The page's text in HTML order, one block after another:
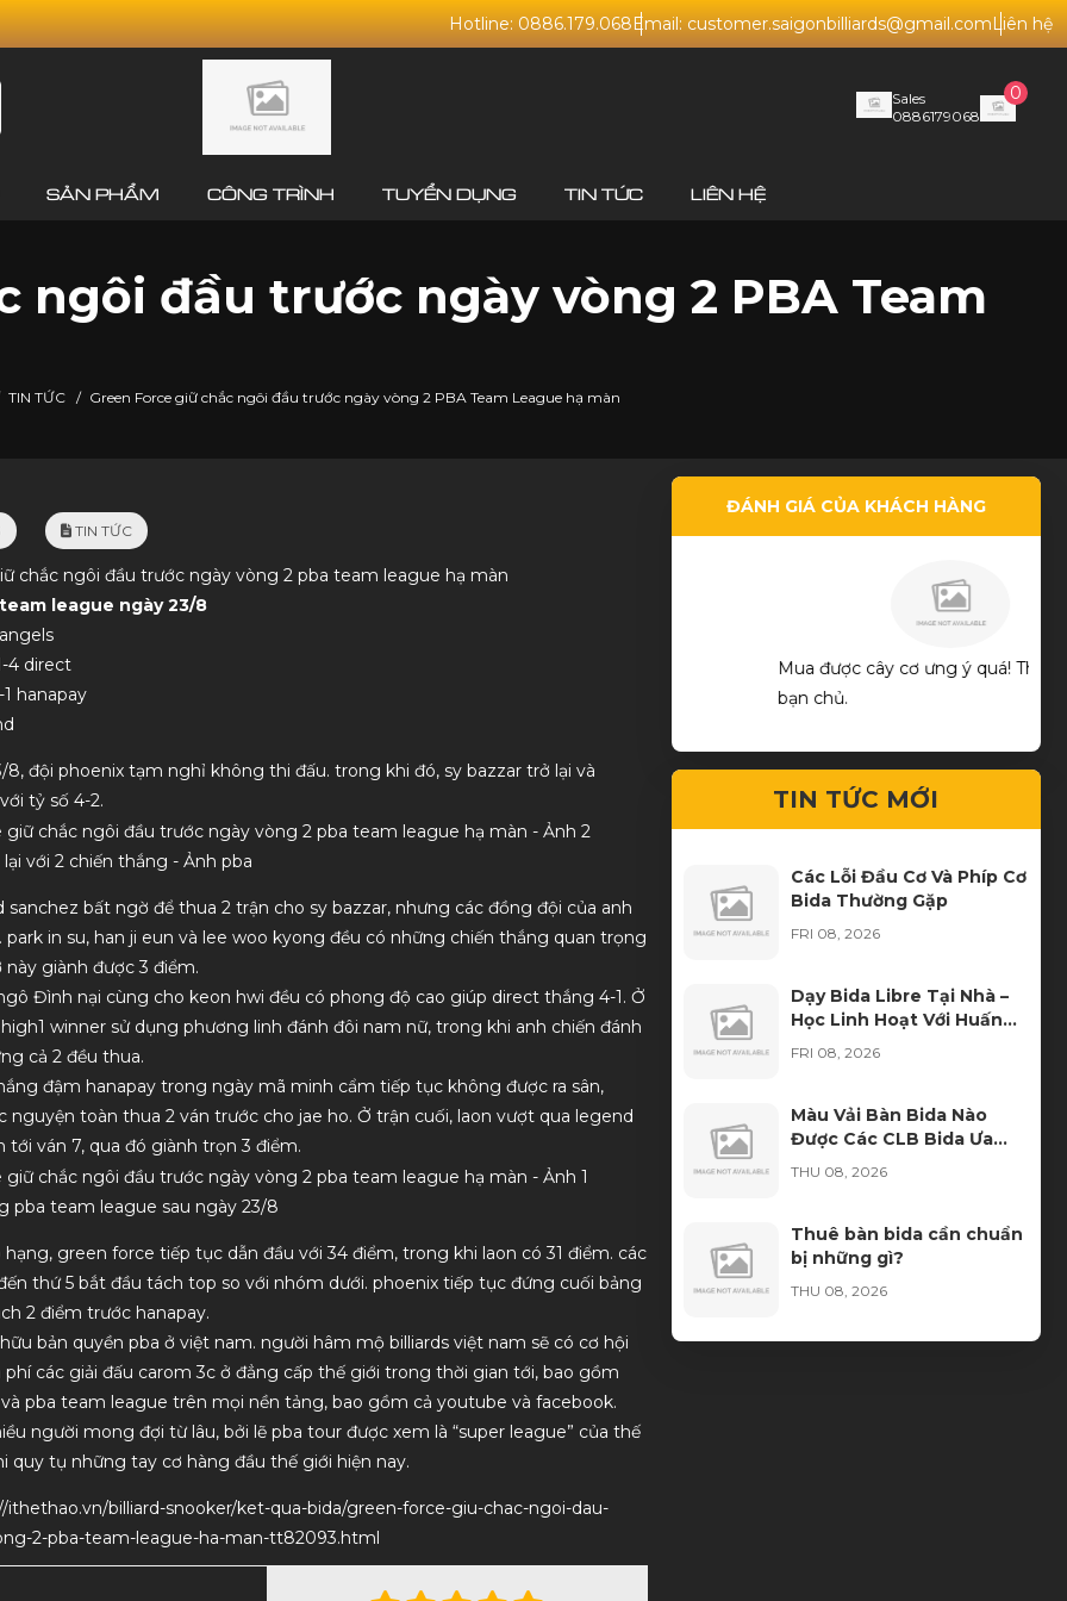
Hotline: 0886.179.068Email: customer.saigonbilliards@gmail.comLiên hệ
Sales
0886179068
0
SẢN PHẨM CÔNG TRÌNH TUYỂN DỤNG TIN TỨC LIÊN HỆ
ngôi đầu trước ngày vòng 2 PBA Team
TIN TỨC / Green Force giữ chắc ngôi đầu trước ngày vòng 2 PBA Team League hạ màn
TIN TỨC
chắc ngôi đầu trước ngày vòng 2 pba team league hạ màn
league ngày 23/8
4 direct
hanapay
8, đội phoenix tạm nghỉ không thi đấu. trong khi đó, sy bazzar trở lại và
tỷ số 4-2.
với 2 chiến thắng - Ảnh pba
sanchez bất ngờ để thua 2 trận cho sy bazzar, nhưng các đồng đội của anh
in su, han ji eun và lee woo kyong đều có những chiến thắng quan trọng
này giành được 3 điểm.
Đình nại cùng cho keon hwi đều có phong độ cao giúp direct thắng 4-1. Ở
winner sử dụng phương linh đánh đôi nam nữ, trong khi anh chiến đánh
cả 2 đều thua.
đậm hanapay trong ngày mã minh cẩm tiếp tục không được ra sân,
nguyện toàn thua 2 ván trước cho jae ho. Ở trận cuối, laon vượt qua legend
tới ván 7, qua đó giành trọn 3 điểm.
pba team league sau ngày 23/8
green force tiếp tục dẫn đầu với 34 điểm, trong khi laon có 31 điểm. các
thứ 5 bắt đầu tách top so với nhóm dưới. phoenix tiếp tục đứng cuối bảng
2 điểm trước hanapay.
bản quyền pba ở việt nam. người hâm mộ billiards việt nam sẽ có cơ hội
các giải đấu carom 3c ở đẳng cấp thế giới trong thời gian tới, bao gồm
pba team league trên mọi nền tảng, bao gồm cả youtube và facebook.
người mong đợi từ lâu, bởi lẽ pba tour được xem là “super league” của thế
quy tụ những tay cơ hàng đầu thế giới hiện nay.
ithethao.vn/billiard-snooker/ket-qua-bida/green-force-giu-chac-ngoi-dau-
2-pba-team-league-ha-man-tt82093.html
ĐÁNH GIÁ CỦA KHÁCH HÀNG
Hàng chất lượng, nhân viên tư vấn nhiệt
Lần sau mình sẽ ủng hộ tiếp
Mua được cây cơ ưng ý quá! Thks shop và
TIN TỨC MỚI
Các Lỗi Đầu Cơ Và Phíp Cơ
Bida Thường Gặp
FRI 08, 2026
Dạy Bida Libre Tại Nhà –
Học Linh Hoạt Với Huấn
Luyện Viên Đến Tận Nơi
FRI 08, 2026
Màu Vải Bàn Bida Nào
Được Các CLB Bida Ưa
Chuộng Nhất?
THU 08, 2026
Thuê bàn bida cần chuẩn
bị những gì?
THU 08, 2026